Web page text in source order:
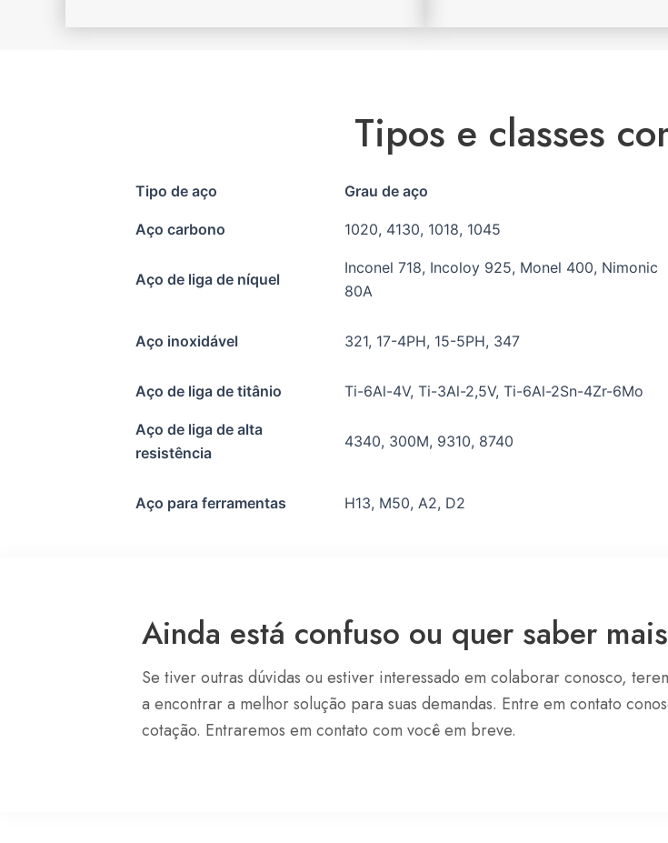
Tipos e classes
Tipo de aço Grau de aço
Aço carbono 1020, 4130, 1018, 1045
Aço de liga de níquel
Inconel 718, Incoloy 925, Monel 400, Nimonic
80A
Aço inoxidável 321, 17-4PH, 15-5PH, 347
Aço de liga de titânio Ti-6Al-4V, Ti-3Al-2,5V, Ti-6Al-2Sn-4Zr-6Mo
Aço de liga de alta
resistência
4340, 300M, 9310, 8740
Aço para ferramentas H13, M50, A2, D2
Ainda está confuso ou quer saber
Se tiver outras dúvidas ou estiver interessado em colaborar conosco,
a encontrar a melhor solução para suas demandas. Entre em contato
cotação. Entraremos em contato com você em breve.